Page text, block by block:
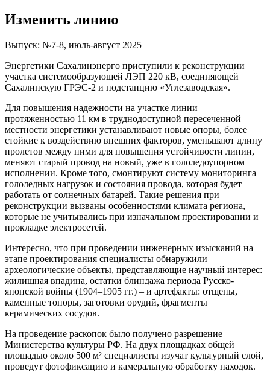
Изменить линию
Выпуск: №7-8, июль-август 2025
Энергетики Сахалинэнерго приступили к реконструкции
участка системообразующей ЛЭП 220 кВ, соединяющей
Сахалинскую ГРЭС-2 и подстанцию «Углезаводская».
Для повышения надежности на участке линии
протяженностью 11 км в труднодоступной пересеченной
местности энергетики устанавливают новые опоры, более
стойкие к воздействию внешних факторов, уменьшают длину
пролетов между ними для повышения устойчивости линии,
меняют старый провод на новый, уже в гололедоупорном
исполнении. Кроме того, смонтируют систему мониторинга
гололедных нагрузок и состояния провода, которая будет
работать от солнечных батарей. Такие решения при
реконструкции вызваны особенностями климата региона,
которые не учитывались при изначальном проектировании и
прокладке электросетей.
Интересно, что при проведении инженерных изысканий на
этапе проектирования специалисты обнаружили
археологические объекты, представляющие научный интерес:
жилищная впадина, остатки блиндажа периода Русско-
японской войны (1904–1905 гг.) – и артефакты: отщепы,
каменные топоры, заготовки орудий, фрагменты
керамических сосудов.
На проведение раскопок было получено разрешение
Министерства культуры РФ. На двух площадках общей
площадью около 500 м² специалисты изучат культурный слой,
проведут фотофиксацию и камеральную обработку находок.